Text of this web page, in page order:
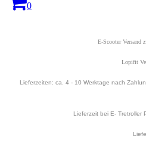
0
E-Scooter Versand
Lopifit
Lieferzeiten: ca. 4 - 10 Werktage nach
Lieferzeit bei E- Tretroller